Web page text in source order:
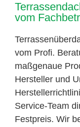
vom
vom Profi.
maßgenaue
Hersteller und
Service-Team
Festpreis. Wir